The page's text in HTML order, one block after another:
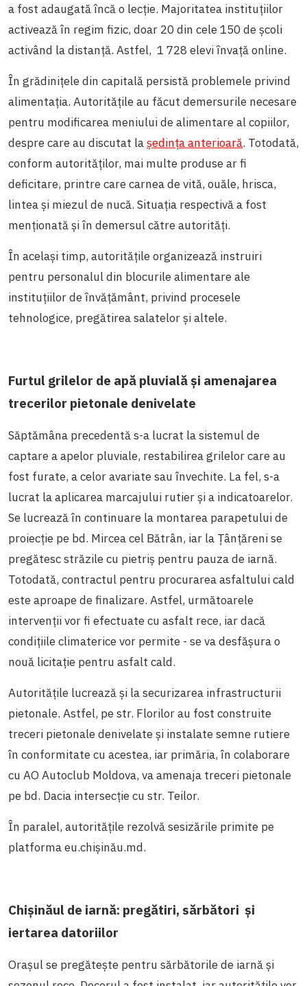
a fost adaugată încă o lecție. Majoritatea instituțiilor
activează în regim fizic, doar 20 din cele 150 de școli
activând la distanță. Astfel, 1 728 elevi învață online.
În grădinițele din capitală persistă problemele privind
alimentația. Autoritățile au făcut demersurile necesare
pentru modificarea meniului de alimentare al copiilor,
despre care au discutat laședința anterioară. Totodată,
conform autorităților, mai multe produse ar fi
deficitare, printre care carnea de vită, ouăle, hrisca,
lintea și miezul de nucă. Situația respectivă a fost
menționată și în demersul către autorități.
În același timp, autoritățile organizează instruiri
pentru personalul din blocurile alimentare ale
instituțiilor de învățământ, privind procesele
tehnologice, pregătirea salatelor și altele.
Furtul grilelor de apă pluvială și amenajarea
trecerilor pietonale denivelate
Săptămâna precedentă s-a lucrat la sistemul de
captare a apelor pluviale, restabilirea grilelor care au
fost furate, a celor avariate sau învechite. La fel, s-a
lucrat la aplicarea marcajului rutier și a indicatoarelor.
Se lucrează în continuare la montarea parapetului de
proiecție pe bd. Mircea cel Bătrân, iar la Țânțăreni se
pregătesc străzile cu pietriș pentru pauza de iarnă.
Totodată, contractul pentru procurarea asfaltului cald
este aproape de finalizare. Astfel, următoarele
intervenții vor fi efectuate cu asfalt rece, iar dacă
condițiile climaterice vor permite - se va desfășura o
nouă licitație pentru asfalt cald.
Autoritățile lucrează și la securizarea infrastructurii
pietonale. Astfel, pe str. Florilor au fost construite
treceri pietonale denivelate și instalate semne rutiere
în conformitate cu acestea, iar primăria, în colaborare
cu AO Autoclub Moldova, va amenaja treceri pietonale
pe bd. Dacia intersecție cu str. Teilor.
În paralel, autoritățile rezolvă sesizările primite pe
platforma eu.chișinău.md.
Chișinăul de iarnă: pregătiri, sărbători și
iertarea datoriilor
Orașul se pregătește pentru sărbătorile de iarnă și